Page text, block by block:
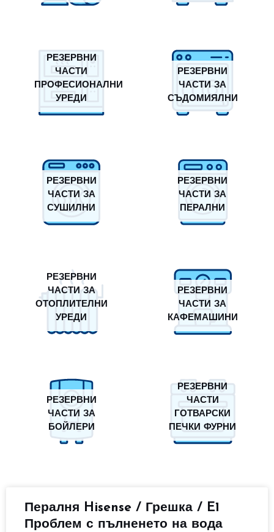
РЕЗЕРВНИ
ЧАСТИ
ПРОФЕСИОНАЛНИ
УРЕДИ
РЕЗЕРВНИ
ЧАСТИ ЗА
СЪДОМИЯЛНИ
РЕЗЕРВНИ
ЧАСТИ ЗА
СУШИЛНИ
РЕЗЕРВНИ
ЧАСТИ ЗА
ПЕРАЛНИ
РЕЗЕРВНИ
ЧАСТИ ЗА
ОТОПЛИТЕЛНИ
УРЕДИ
РЕЗЕРВНИ
ЧАСТИ ЗА
КАФЕМАШИНИ
РЕЗЕРВНИ
ЧАСТИ ЗА
БОЙЛЕРИ
РЕЗЕРВНИ
ЧАСТИ
ГОТВАРСКИ
ПЕЧКИ ФУРНИ
Пералня Hisense / Грешка / E1
Проблем с пълненето на вода